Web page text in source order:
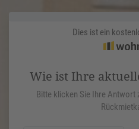
Dies ist ein
Wie ist Ihre
Bitte klicken Sie Ihre Antwort